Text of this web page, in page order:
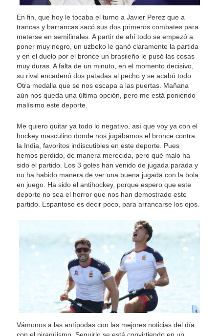
En fin, que hoy le tocaba el turno a Javier Perez que a
trancas y barrancas sacó sus dos primeros combates para
meterse en semifinales. A partir de ahí todo se empezó a
poner muy negro, un uzbeko le ganó claramente la partida
y en el duelo por el bronce un brasileño le pusó las cosas
muy duras. A falta de un minuto, en el momento decisivo,
su rival encadenó dos patadas al pecho y se acabó todo.
Otra medalla que se nos escapa a las puertas. Mañana
aún nos queda una última opción, pero me está poniendo
malísimo este deporte.
Me quiero quitar ya todo lo negativo, así que voy ya con el
hockey masculino donde nos jugábamos el bronce contra
la India, favoritos indiscutibles en este deporte. Pues
hemos perdido, de manera merecida, pero qué malo ha
sido el partido. Los 3 goles han venido de jugada parada y
no ha habido manera de ver una buena jugada con la bola
en juego. Ha sido el antihockey, porque espero que este
deporte no sea el horror que nos han demostrado este
partido. Espantoso es decir poco, para arrancarse los ojos.
Vámonos a las antípodas con las mejores noticias del día
con el piragüismo. Seguirlo se está convirtiendo en un